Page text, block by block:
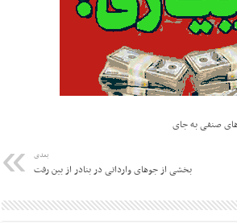
صنفی به جای
بعدی
بخشی از جوهای وارداتی در بنادر از بین رفت